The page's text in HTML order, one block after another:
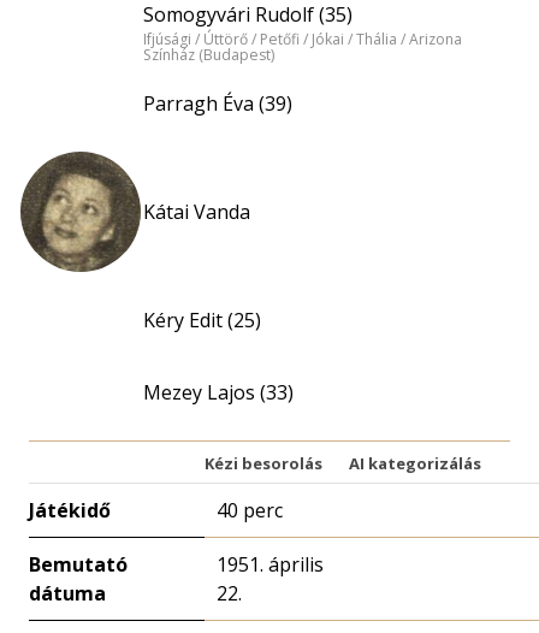
Somogyvári Rudolf (35)
Ifjúsági / Úttörő / Petőfi / Jókai / Thália / Arizona
Színház (Budapest)
Parragh Éva (39)
Kátai Vanda
Kéry Edit (25)
Mezey Lajos (33)
Kézi besorolás AI kategorizálás
Játékidő 40 perc
Bemutató
dátuma
1951. április
22.